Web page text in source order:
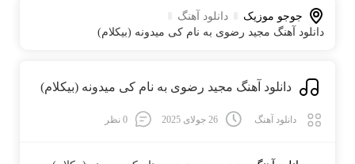
جوجو موزیک
دانلود آهنگ
دانلود آهنگ مجید رضوی به نام کی میدونه (بیکلام)
دانلود آهنگ مجید رضوی به نام کی میدونه (بیکلام)
دانلود آهنگ 26 جولای 2025 0 نظر